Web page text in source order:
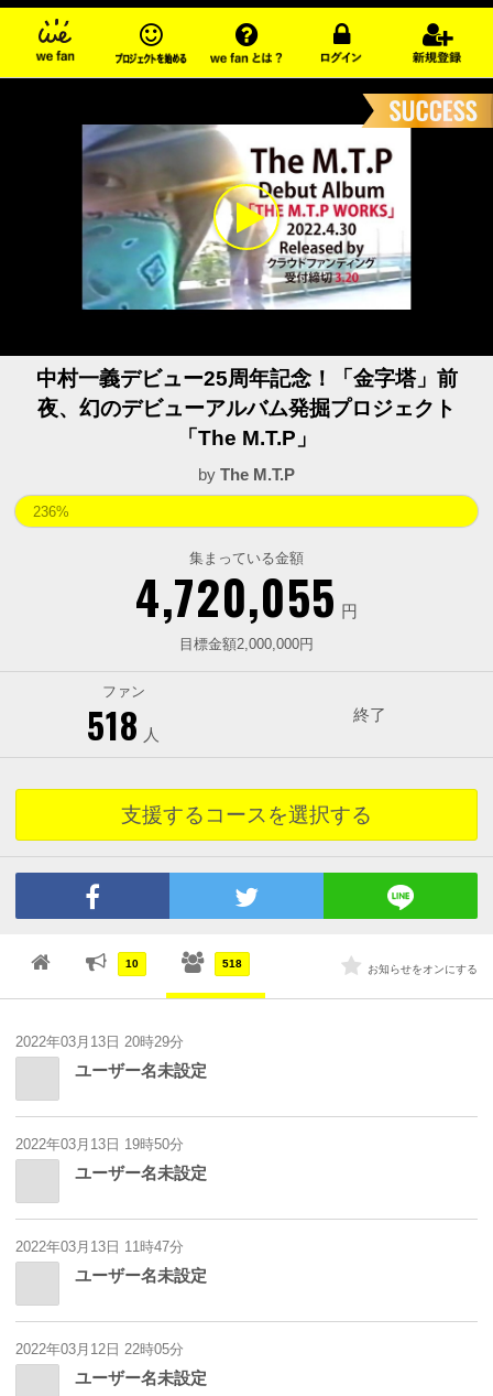
中村一義デビュー25周年記念！「金字塔」前
夜、幻のデビューアルバム発掘プロジェクト
「The M.T.P」
by The M.T.P
集まっている金額
4,720,055 円
236%
目標金額2,000,000円
ファン
518 人
終了
支援するコースを選択する
10 518 お知らせをオンにする
2022年03月13日 20時29分
ユーザー名未設定
2022年03月13日 19時50分
ユーザー名未設定
2022年03月13日 11時47分
ユーザー名未設定
2022年03月12日 22時05分
ユーザー名未設定